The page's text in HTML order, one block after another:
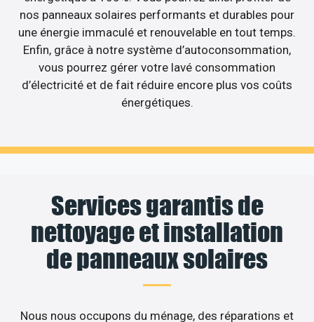
nos panneaux solaires performants et durables pour
une énergie immaculé et renouvelable en tout temps.
Enfin, grâce à notre système d’autoconsommation,
vous pourrez gérer votre lavé consommation
d’électricité et de fait réduire encore plus vos coûts
énergétiques.
Services garantis de
nettoyage et installation
de panneaux solaires
Nous nous occupons du ménage, des réparations et